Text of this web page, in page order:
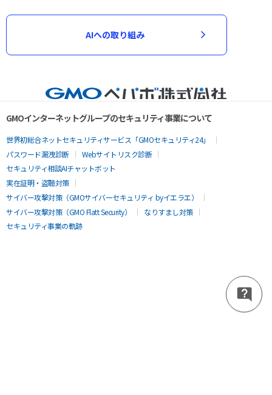
AIへの取り組み
GMOインターネットグループのセキュリティ事業について
世界初総合ネットセキュリティサービス「GMOセキュリティ24」
パスワード漏洩診断
Webサイトリスク診断
セキュリティ相談AIチャットボット
実在証明・盗聴対策
サイバー攻撃対策（GMOサイバーセキュリティ byイエラエ）
サイバー攻撃対策（GMO Flatt Security）
なりすまし対策
セキュリティ事業の軌跡